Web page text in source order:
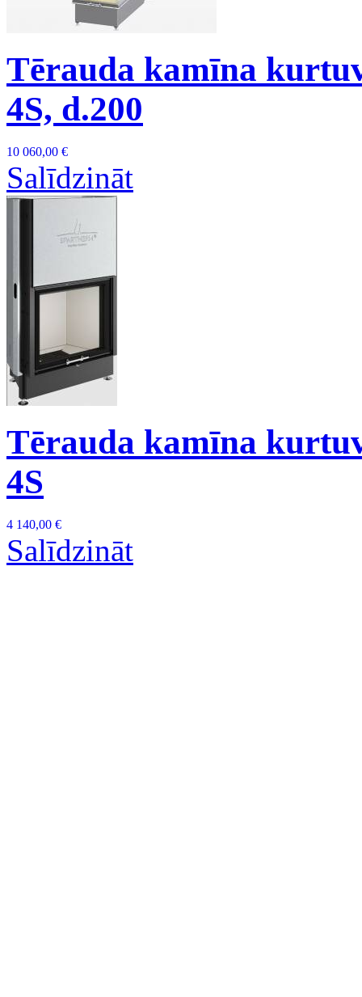
Tērauda kamīna
4S, d.200
10 060,00 €
Salīdzināt
Tērauda kamīna
4S
4 140,00 €
Salīdzināt